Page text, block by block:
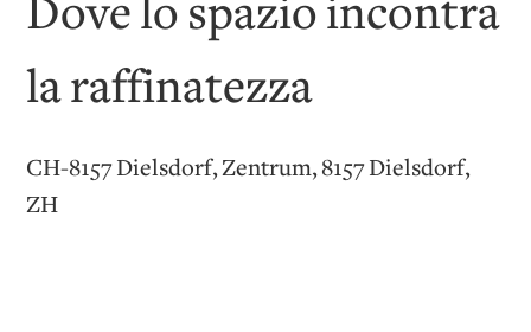
Dove lo spazio incontra
la raffinatezza
CH-8157 Dielsdorf, Zentrum, 8157 Dielsdorf,
ZH